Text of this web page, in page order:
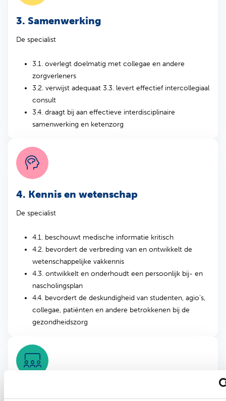
3. Samenwerking
De specialist
3.1. overlegt doelmatig met collegae en andere
zorgverleners
3.2. verwijst adequaat 3.3. levert effectief intercollegiaal
consult
3.4. draagt bij aan effectieve interdisciplinaire
samenwerking en ketenzorg
4. Kennis en wetenschap
De specialist
4.1. beschouwt medische informatie kritisch
4.2. bevordert de verbreding van en ontwikkelt de
wetenschappelijke vakkennis
4.3. ontwikkelt en onderhoudt een persoonlijk bij- en
nascholingsplan
4.4. bevordert de deskundigheid van studenten, agio’s,
collegae, patiënten en andere betrokkenen bij de
gezondheidszorg